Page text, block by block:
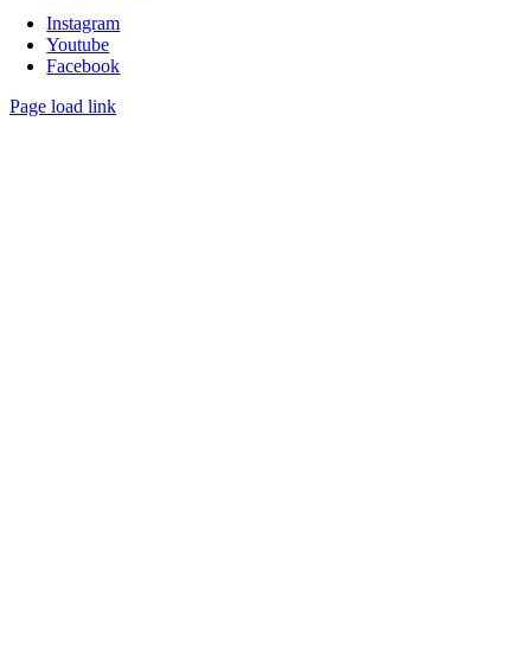
Instagram
Youtube
Facebook
Page load link